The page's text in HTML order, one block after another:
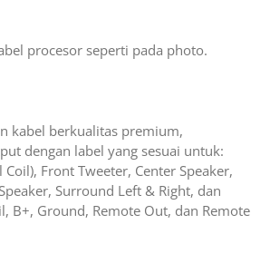
procesor seperti pada photo.
kabel berkualitas premium,
dengan label yang sesuai untuk:
Front Tweeter, Center Speaker,
Surround Left & Right, dan
B+, Ground, Remote Out, dan Remote